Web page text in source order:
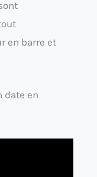
en barre et
date en